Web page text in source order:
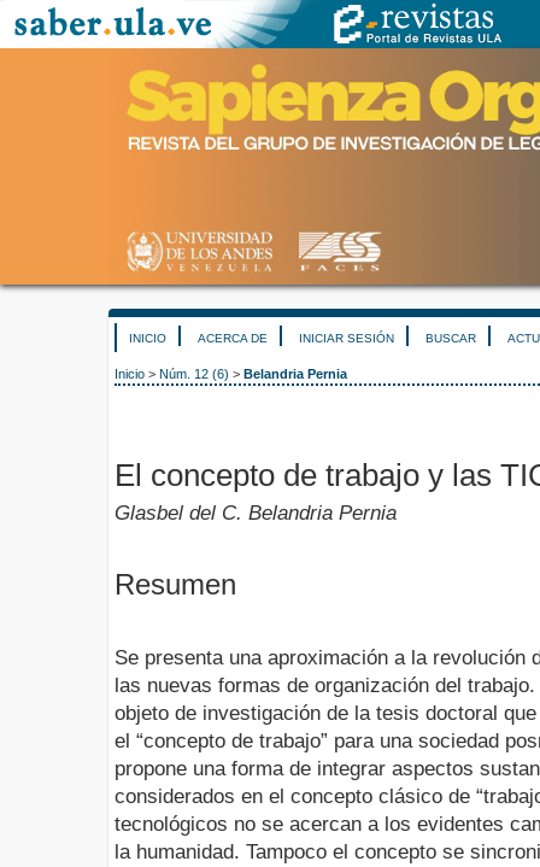
INICIO ACERCA DE INICIAR SESIÓN BUSCAR
Inicio > Núm. 12 (6) > Belandria Pernia
El concepto de trabajo y las
Glasbel del C. Belandria Pernia
Resumen
Se presenta una aproximación a la revolución
las nuevas formas de organización del
objeto de investigación de la tesis doctoral
el “concepto de trabajo” para una sociedad
propone una forma de integrar aspectos
considerados en el concepto clásico de
tecnológicos no se acercan a los evidentes
la humanidad. Tampoco el concepto se